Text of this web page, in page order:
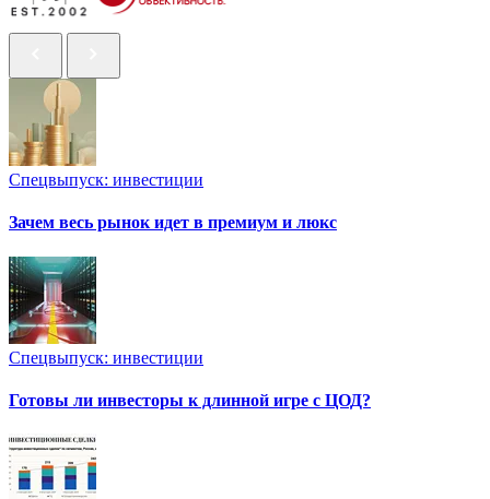
Спецвыпуск: инвестиции
Зачем весь рынок идет в премиум и люкс
Спецвыпуск: инвестиции
Готовы ли инвесторы к длинной игре с ЦОД?